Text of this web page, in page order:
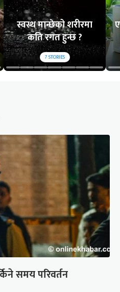
स्वस्थ मान्छेको शरीरमा
कति रगत हुन्छ ?
7STORIES
समय परिवर्तन